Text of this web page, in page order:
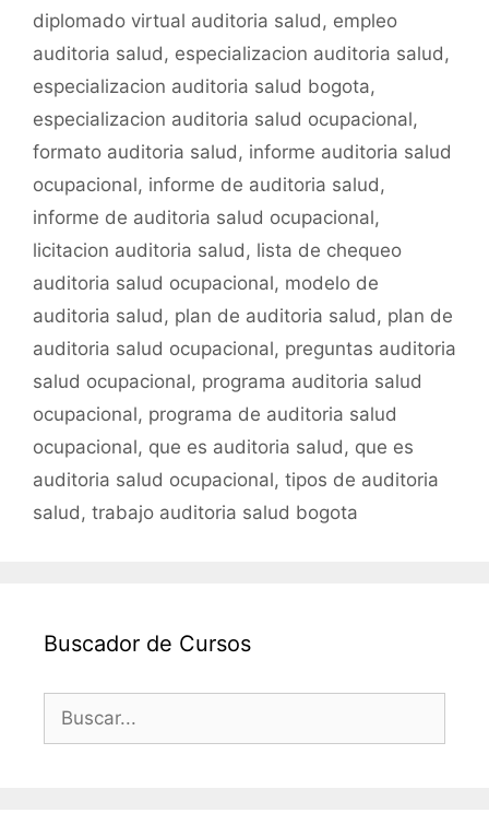
diplomado virtual auditoria salud , empleo
auditoria salud , especializacion auditoria salud ,
especializacion auditoria salud bogota,
especializacion auditoria salud ocupacional,
formato auditoria salud , informe auditoria salud
ocupacional, informe de auditoria salud ,
informe de auditoria salud ocupacional,
licitacion auditoria salud , lista de chequeo
auditoria salud ocupacional, modelo de
auditoria salud , plan de auditoria salud , plan de
auditoria salud ocupacional, preguntas auditoria
salud ocupacional, programa auditoria salud
ocupacional, programa de auditoria salud
ocupacional, que es auditoria salud , que es
auditoria salud ocupacional, tipos de auditoria
salud , trabajo auditoria salud bogota
Buscador de Cursos